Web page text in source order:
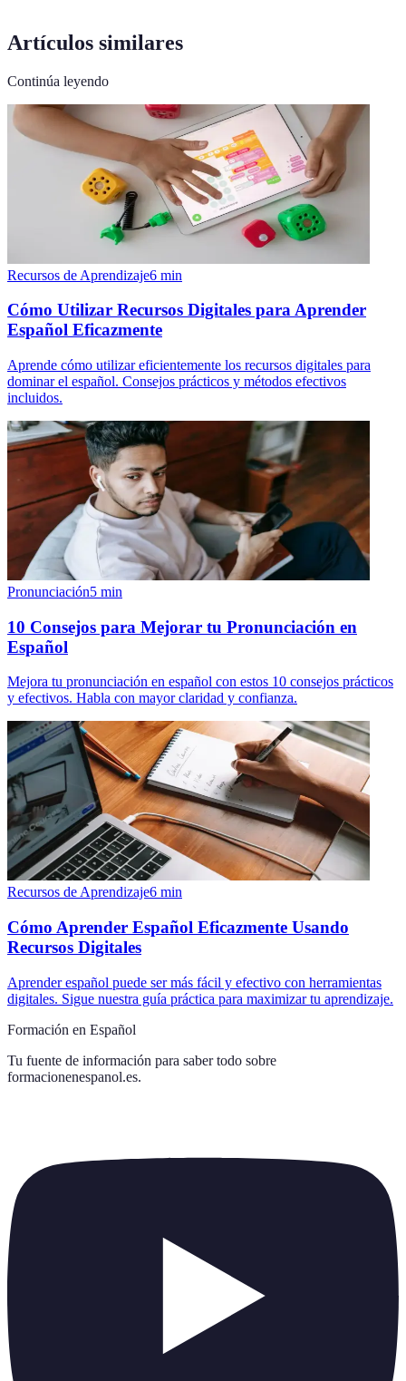
Artículos similares
Continúa leyendo
Recursos de Aprendizaje6 min
Cómo Utilizar Recursos Digitales para Aprender
Español Eficazmente
Aprende cómo utilizar eficientemente los recursos digitales para
dominar el español. Consejos prácticos y métodos efectivos
incluidos.
Pronunciación5 min
10 Consejos para Mejorar tu Pronunciación en
Español
Mejora tu pronunciación en español con estos 10 consejos prácticos
y efectivos. Habla con mayor claridad y confianza.
Recursos de Aprendizaje6 min
Cómo Aprender Español Eficazmente Usando
Recursos Digitales
Aprender español puede ser más fácil y efectivo con herramientas
digitales. Sigue nuestra guía práctica para maximizar tu aprendizaje.
Formación en Español
Tu fuente de información para saber todo sobre
formacionenespanol.es.